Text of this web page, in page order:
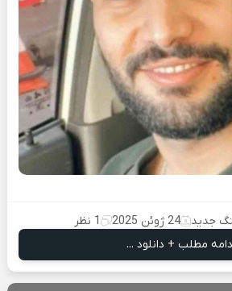
جدید 24 ژوئن 2025
1 نظر
مطلب + دانلود ...